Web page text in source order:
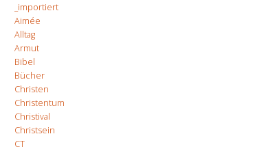
_importiert
Aimée
Alltag
Armut
Bibel
Bücher
Christen
Christentum
Christival
Christsein
CT